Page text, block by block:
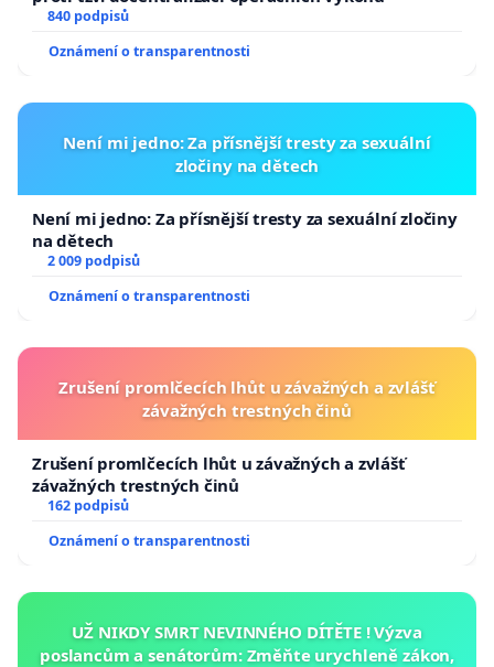
840 podpisů
Oznámení o transparentnosti
Není mi jedno: Za přísnější tresty za sexuální
zločiny na dětech
Není mi jedno: Za přísnější tresty za sexuální zločiny
na dětech
2 009 podpisů
Oznámení o transparentnosti
Zrušení promlčecích lhůt u závažných a zvlášť
závažných trestných činů
Zrušení promlčecích lhůt u závažných a zvlášť
závažných trestných činů
162 podpisů
Oznámení o transparentnosti
UŽ NIKDY SMRT NEVINNÉHO DÍTĚTE ! Výzva
poslancům a senátorům: Změňte urychleně zákon,